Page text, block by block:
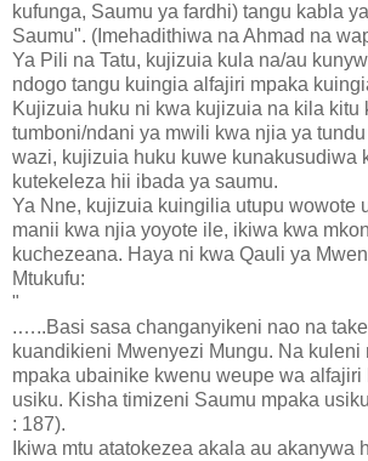
kufunga, Saumu ya fardhi) tangu kabla
Saumu". (Imehadithiwa na Ahmad na
Ya Pili na Tatu, kujizuia kula na/au
ndogo tangu kuingia alfajiri mpaka
Kujizuia huku ni kwa kujizuia na kila kitu
tumboni/ndani ya mwili kwa njia ya
wazi, kujizuia huku kuwe kunakusudiwa
kutekeleza hii ibada ya saumu.
Ya Nne, kujizuia kuingilia utupu wowote
manii kwa njia yoyote ile, ikiwa kwa
kuchezeana. Haya ni kwa Qauli ya
Mtukufu:
"
.…..Basi sasa changanyikeni nao na
kuandikieni Mwenyezi Mungu. Na kuleni
mpaka ubainike kwenu weupe wa alfajiri
usiku. Kisha timizeni Saumu mpaka
: 187).
Ikiwa mtu atatokezea akala au akanywa